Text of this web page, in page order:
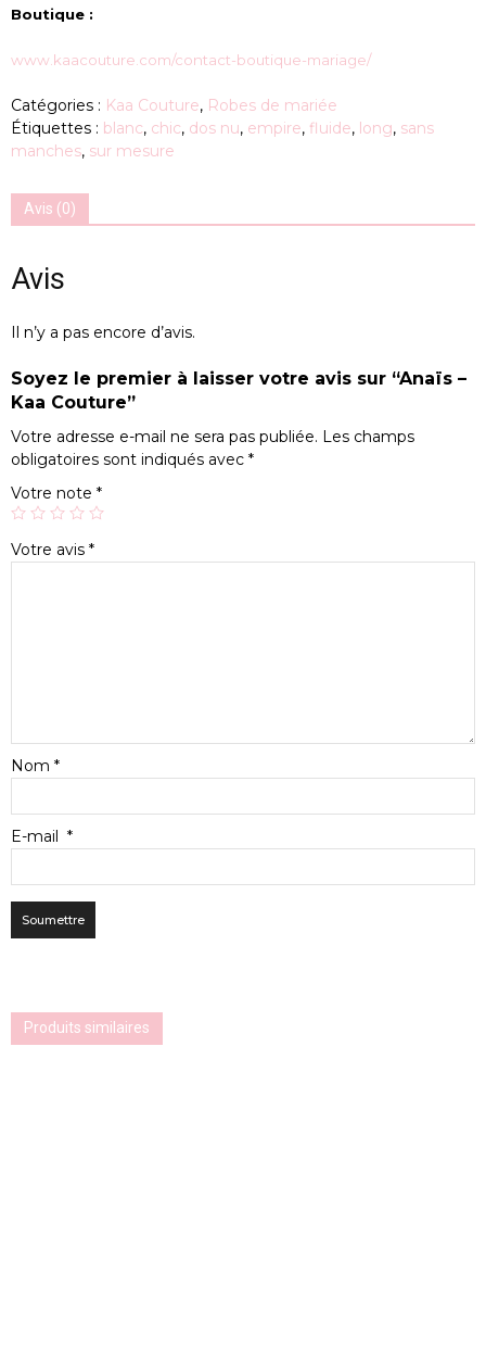
Boutique :
www.kaacouture.com/contact-boutique-mariage/
Catégories : Kaa Couture, Robes de mariée
Étiquettes : blanc, chic, dos nu, empire, fluide, long, sans
manches, sur mesure
Avis (0)
Avis
Il n’y a pas encore d’avis.
Soyez le premier à laisser votre avis sur “Anaïs –
Kaa Couture”
Votre adresse e-mail ne sera pas publiée. Les champs
obligatoires sont indiqués avec *
Votre note *
Votre avis *
Nom *
E-mail *
Produits similaires